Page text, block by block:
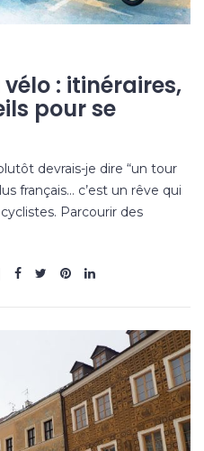
: itinéraires,
pour se
devrais-je dire “un tour
français… c’est un rêve qui
Parcourir des